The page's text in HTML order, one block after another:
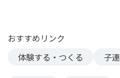
おすすめリンク
体験する・つくる
子